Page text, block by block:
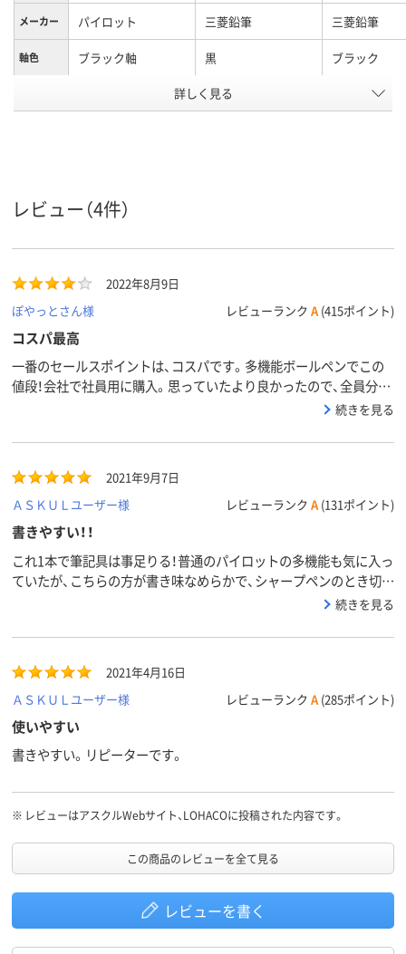
メーカー パイロット 三菱鉛筆 三菱鉛筆
軸色 ブラック軸 黒 ブラック
類
ジェットストリーム
インク
軸径 12.9mm
商品環境
詳しく見る
レビュー（4件）
2022年8月9日
ぽやっとさん様
レビューランク A (415ポイント)
コスパ最高
一番のセールスポイントは、コスパです。多機能ボールペンでこの
値段！会社で社員用に購入。思っていたより良かったので、全員分を
買いそろえてもよいと思っています。機能面では、もともと使用し
これに変えてから、つまりは一切ありません。
続きを見る
2021年9月7日
ＡＳＫＵＬユーザー様
レビューランク A (131ポイント)
書きやすい！！
これ1本で筆記具は事足りる！普通のパイロットの多機能も気に入っ
ていたが、こちらの方が書き味なめらかで、シャープペンのとき切替
がスムーズ。グリップもべたつきがなさそう。ジェットスト＊＊＊
う、ペン軸の色展開を期待しています。
続きを見る
2021年4月16日
ＡＳＫＵＬユーザー様
レビューランク A (285ポイント)
使いやすい
書きやすい。リピーターです。
※ レビューはアスクルWebサイト、LOHACOに投稿された内容です。
この商品のレビューを全て見る
レビューを書く